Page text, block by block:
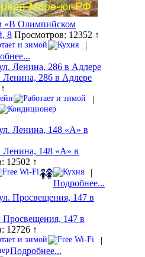
«В Олимпийском
8 Просмотров: 12352 ↑
|
Ленина, 286 в Адлере
|
Ленина, 148 «А» в
12502 ↑
|
Подробнее...
Просвещения, 147 в
12726 ↑
|
Подробнее...